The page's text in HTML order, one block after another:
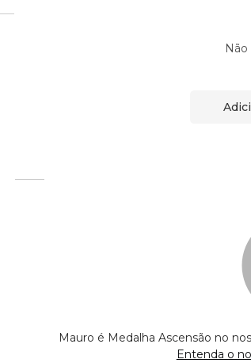
Não
Mauro é Medalha Ascensão no
Entenda o